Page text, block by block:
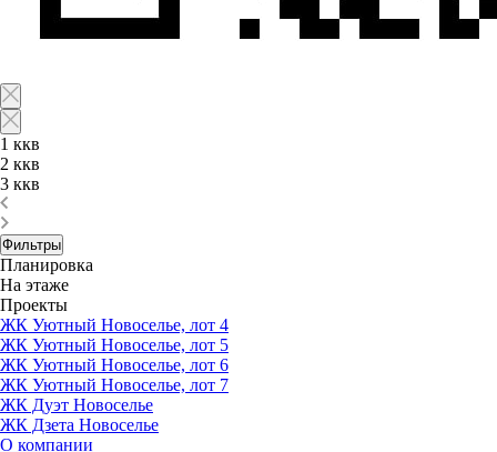
1 ккв
2 ккв
3 ккв
Фильтры
Планировка
На этаже
Проекты
ЖК Уютный Новоселье, лот 4
ЖК Уютный Новоселье, лот 5
ЖК Уютный Новоселье, лот 6
ЖК Уютный Новоселье, лот 7
ЖК Дуэт Новоселье
ЖК Дзета Новоселье
О компании